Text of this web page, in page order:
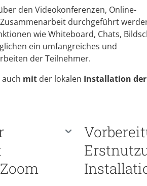
den Videokonferenzen, Online-
durchgeführt
wie Whiteboard, Chats,
ein umfangreiches und
der Teilnehmer.
auch mit der lokalen Installation der